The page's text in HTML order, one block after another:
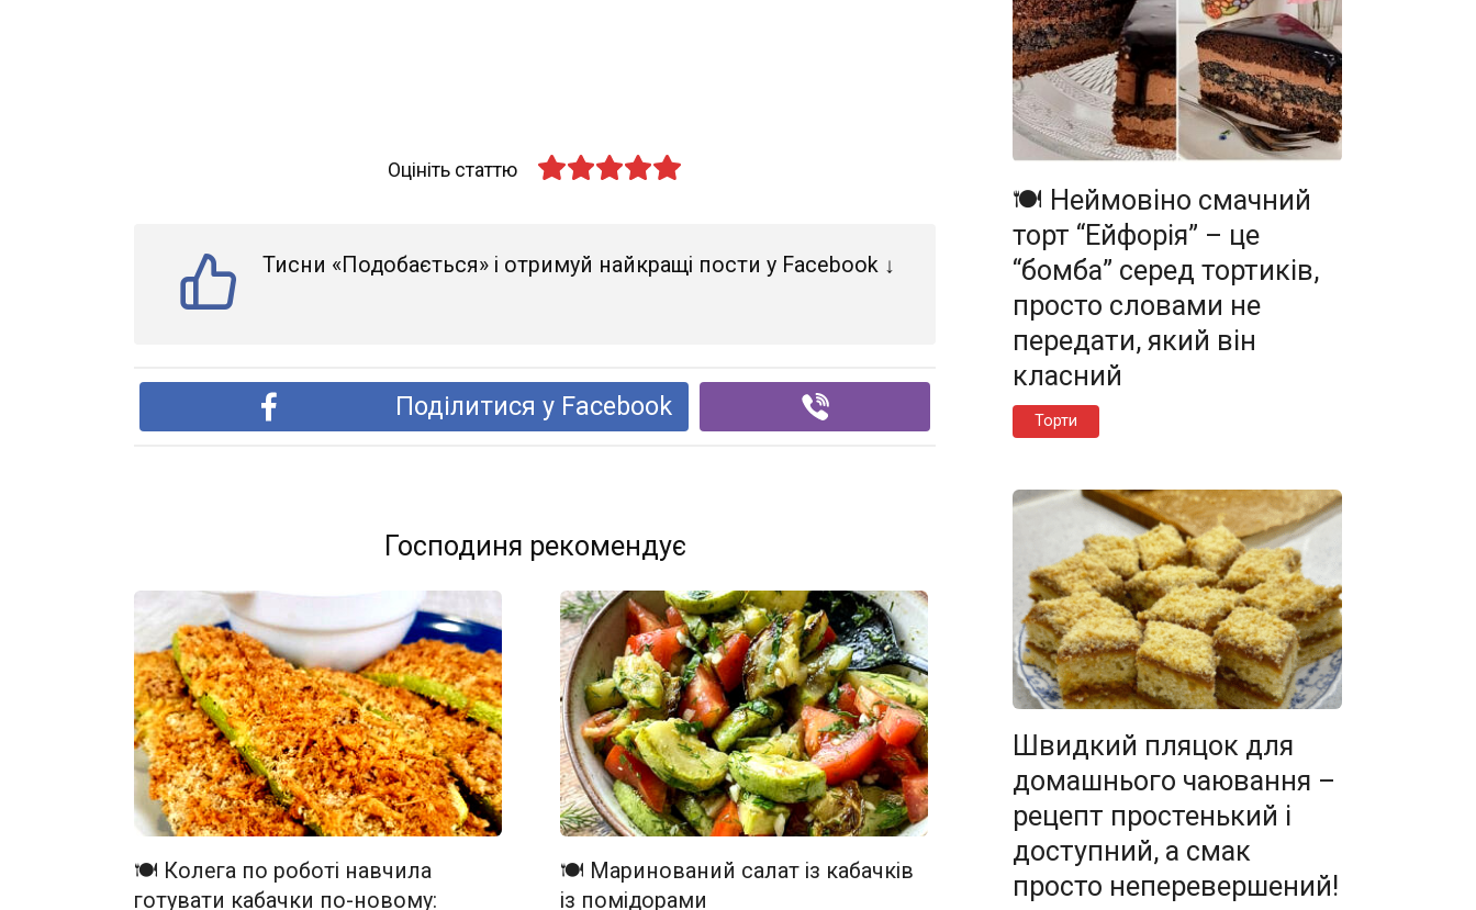
Оцініть статтю
Тисни «Подобається» і отримуй найкращі пости у Facebook ↓
Поділитися у Facebook
Господиня рекомендує
🍽️ Колега по роботі навчила
готувати кабачки по-новому:
🍽️ Маринований салат із кабачків
із помідорами
🍽️ Неймовіно смачний
торт “Ейфорія” – це
“бомба” серед тортиків,
просто словами не
передати, який він
класний
Торти
Швидкий пляцок для
домашнього чаювання –
рецепт простенький і
доступний, а смак
просто неперевершений!